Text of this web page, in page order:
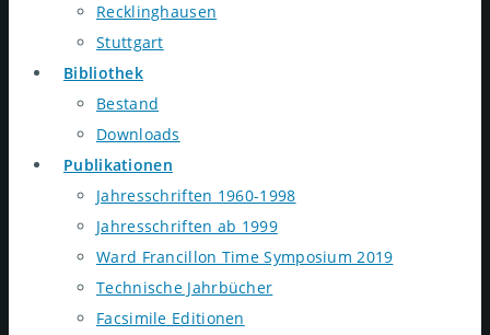
Recklinghausen
Stuttgart
Bibliothek
Bestand
Downloads
Publikationen
Jahresschriften 1960-1998
Jahresschriften ab 1999
Ward Francillon Time Symposium 2019
Technische Jahrbücher
Facsimile Editionen